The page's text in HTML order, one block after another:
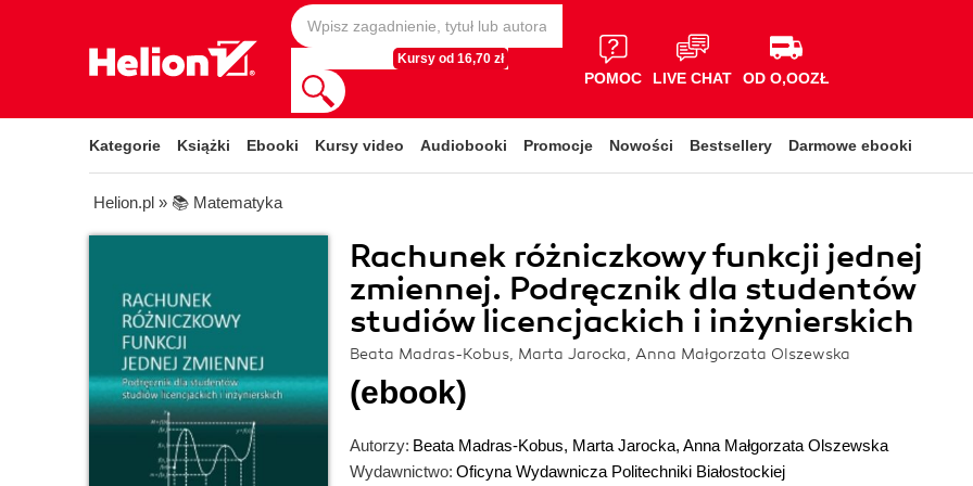
Kursy od 16,70 zł
POMOC LIVE CHAT OD O,OOZŁ
Kategorie Książki Ebooki Kursy video Audiobooki Promocje Nowości Bestsellery Darmowe ebooki
Helion.pl » 📚 Matematyka
Rachunek różniczkowy funkcji jednej
zmiennej. Podręcznik dla studentów
studiów licencjackich i inżynierskich
Beata Madras-Kobus, Marta Jarocka, Anna Małgorzata Olszewska
(ebook)
Autorzy: Beata Madras-Kobus, Marta Jarocka, Anna Małgorzata Olszewska
Wydawnictwo: Oficyna Wydawnicza Politechniki Białostockiej